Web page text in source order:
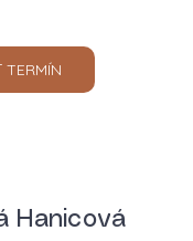
TERMÍN
Hanicová